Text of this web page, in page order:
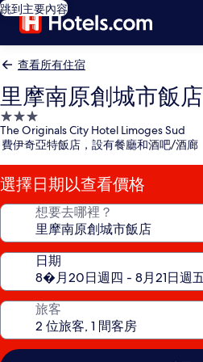
跳到主要內容
查看所有住宿
里摩南原創城市飯店
3.0
星
級
住
宿
The Originals City Hotel Limoges Sud
費伊奇亞特飯店，設有餐廳和酒吧/酒廊
選擇日期以查看價格
想要去哪裡？
日期
旅客